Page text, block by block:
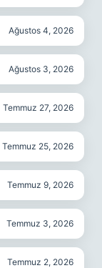
Ağustos 4, 2026
Ağustos 3, 2026
Temmuz 27, 2026
Temmuz 25, 2026
Temmuz 9, 2026
Temmuz 3, 2026
Temmuz 2, 2026